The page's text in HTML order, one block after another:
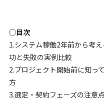
◯目次
1.システム稼働2年前から考
功と失敗の実例比較
2.プロジェクト開始前に知っ
方
3.選定・契約フェーズの注意